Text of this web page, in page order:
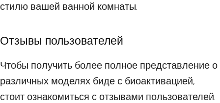
стилю вашей ванной комнаты.
Отзывы пользователей
Чтобы получить более полное представление о
различных моделях биде с биоактивацией,
стоит ознакомиться с отзывами пользователей.